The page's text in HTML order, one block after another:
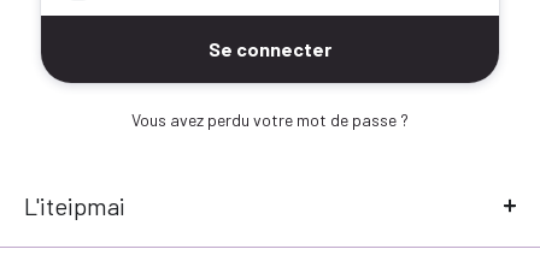
Vous avez perdu votre mot de passe ?
L'iteipmai